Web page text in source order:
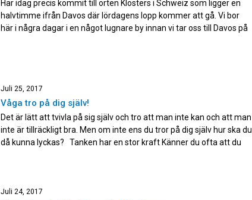
Har idag precis kommit till orten Klosters i Schweiz som ligger en
halvtimme ifrån Davos där lördagens lopp kommer att gå. Vi bor
här i några dagar i en något lugnare by innan vi tar oss till Davos på
Juli 25, 2017
Våga tro på dig själv!
Det är lätt att tvivla på sig själv och tro att man inte kan och att man
inte är tillräckligt bra. Men om inte ens du tror på dig själv hur ska du
då kunna lyckas? Tanken har en stor kraft Känner du ofta att du
Juli 24, 2017